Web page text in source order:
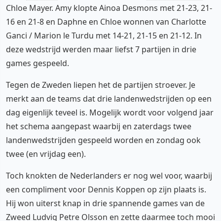
Chloe Mayer. Amy klopte Ainoa Desmons met 21-23, 21-
16 en 21-8 en Daphne en Chloe wonnen van Charlotte
Ganci / Marion le Turdu met 14-21, 21-15 en 21-12. In
deze wedstrijd werden maar liefst 7 partijen in drie
games gespeeld.
Tegen de Zweden liepen het de partijen stroever. Je
merkt aan de teams dat drie landenwedstrijden op een
dag eigenlijk teveel is. Mogelijk wordt voor volgend jaar
het schema aangepast waarbij en zaterdags twee
landenwedstrijden gespeeld worden en zondag ook
twee (en vrijdag een).
Toch knokten de Nederlanders er nog wel voor, waarbij
een compliment voor Dennis Koppen op zijn plaats is.
Hij won uiterst knap in drie spannende games van de
Zweed Ludvig Petre Olsson en zette daarmee toch mooi